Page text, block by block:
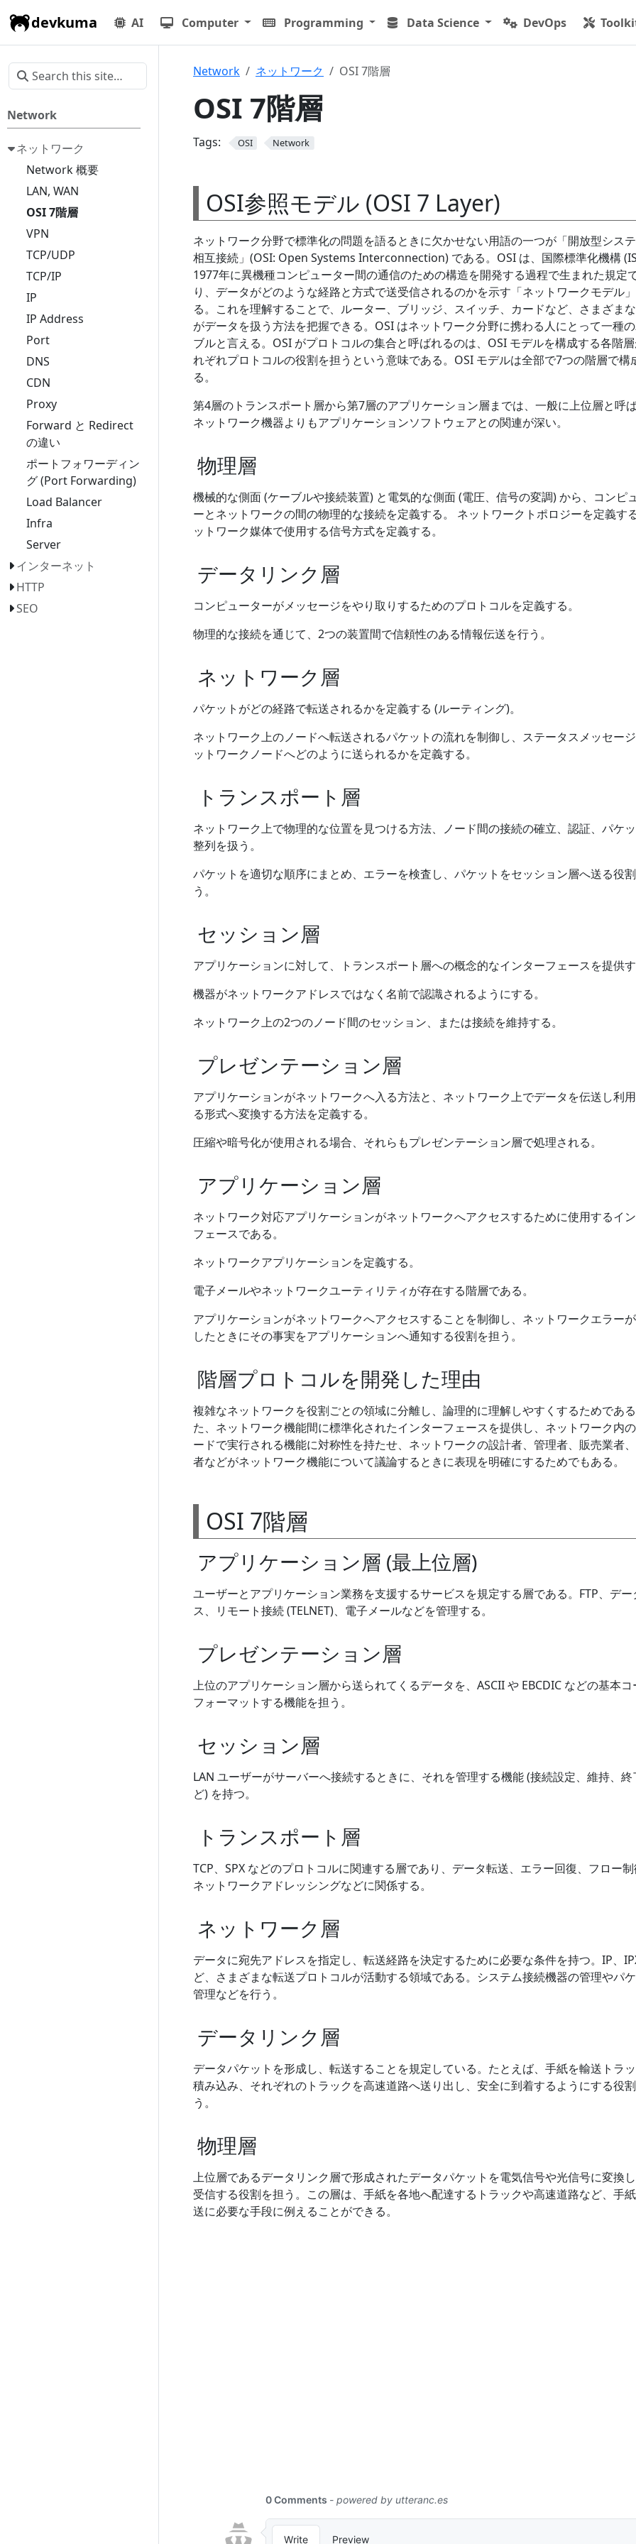
devkuma AI Computer Programming Data Science DevOps
Network
ネットワーク
Network 概要
LAN, WAN
OSI 7階層
VPN
TCP/UDP
TCP/IP
IP
IP Address
Port
DNS
CDN
Proxy
Forward と Redirect
の違い
ポートフォワーディン
グ (Port Forwarding)
Load Balancer
Infra
Server
インターネット
HTTP
SEO
Network ネットワーク OSI 7階層
OSI 7階層
Tags: OSI Network
OSI参照モデル (OSI 7 Layer)
ネットワーク分野で標準化の問題を語るときに欠かせない用語の一つが「開放型シス
相互接続」(OSI: Open Systems Interconnection) である。OSI は、国際標準化機構
1977年に異機種コンピューター間の通信のための構造を開発する過程で生まれた規定
り、データがどのような経路と方式で送受信されるのかを示す「ネットワークモデル
る。これを理解することで、ルーター、ブリッジ、スイッチ、カードなど、さまざま
がデータを扱う方法を把握できる。OSI はネットワーク分野に携わる人にとって一種
ブルと言える。OSI がプロトコルの集合と呼ばれるのは、OSI モデルを構成する各階
れぞれプロトコルの役割を担うという意味である。OSI モデルは全部で7つの階層で構
る。
第4層のトランスポート層から第7層のアプリケーション層までは、一般に上位層と呼
ネットワーク機器よりもアプリケーションソフトウェアとの関連が深い。
物理層
機械的な側面 (ケーブルや接続装置) と電気的な側面 (電圧、信号の変調) から、コンピ
ーとネットワークの間の物理的な接続を定義する。 ネットワークトポロジーを定義す
ットワーク媒体で使用する信号方式を定義する。
データリンク層
コンピューターがメッセージをやり取りするためのプロトコルを定義する。
物理的な接続を通じて、2つの装置間で信頼性のある情報伝送を行う。
ネットワーク層
パケットがどの経路で転送されるかを定義する (ルーティング)。
ネットワーク上のノードへ転送されるパケットの流れを制御し、ステータスメッセー
ットワークノードへどのように送られるかを定義する。
トランスポート層
ネットワーク上で物理的な位置を見つける方法、ノード間の接続の確立、認証、パケ
整列を扱う。
パケットを適切な順序にまとめ、エラーを検査し、パケットをセッション層へ送る役
う。
セッション層
アプリケーションに対して、トランスポート層への概念的なインターフェースを提供
機器がネットワークアドレスではなく名前で認識されるようにする。
ネットワーク上の2つのノード間のセッション、または接続を維持する。
プレゼンテーション層
アプリケーションがネットワークへ入る方法と、ネットワーク上でデータを伝送し利
る形式へ変換する方法を定義する。
圧縮や暗号化が使用される場合、それらもプレゼンテーション層で処理される。
アプリケーション層
ネットワーク対応アプリケーションがネットワークへアクセスするために使用するイ
フェースである。
ネットワークアプリケーションを定義する。
電子メールやネットワークユーティリティが存在する階層である。
アプリケーションがネットワークへアクセスすることを制御し、ネットワークエラー
したときにその事実をアプリケーションへ通知する役割を担う。
階層プロトコルを開発した理由
複雑なネットワークを役割ごとの領域に分離し、論理的に理解しやすくするためであ
た、ネットワーク機能間に標準化されたインターフェースを提供し、ネットワーク内
ードで実行される機能に対称性を持たせ、ネットワークの設計者、管理者、販売業者
者などがネットワーク機能について議論するときに表現を明確にするためでもある。
OSI 7階層
アプリケーション層 (最上位層)
ユーザーとアプリケーション業務を支援するサービスを規定する層である。FTP、デー
ス、リモート接続 (TELNET)、電子メールなどを管理する。
プレゼンテーション層
上位のアプリケーション層から送られてくるデータを、ASCII や EBCDIC などの基本
フォーマットする機能を担う。
セッション層
LAN ユーザーがサーバーへ接続するときに、それを管理する機能 (接続設定、維持、終
ど) を持つ。
トランスポート層
TCP、SPX などのプロトコルに関連する層であり、データ転送、エラー回復、フロー
ネットワークアドレッシングなどに関係する。
ネットワーク層
データに宛先アドレスを指定し、転送経路を決定するために必要な条件を持つ。IP、
ど、さまざまな転送プロトコルが活動する領域である。システム接続機器の管理やパ
管理などを行う。
データリンク層
データパケットを形成し、転送することを規定している。たとえば、手紙を輸送トラ
積み込み、それぞれのトラックを高速道路へ送り出し、安全に到着するようにする役
う。
物理層
上位層であるデータリンク層で形成されたデータパケットを電気信号や光信号に変換
受信する役割を担う。この層は、手紙を各地へ配達するトラックや高速道路など、手
送に必要な手段に例えることができる。